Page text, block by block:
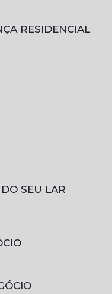
RESIDENCIAL
SEU LAR